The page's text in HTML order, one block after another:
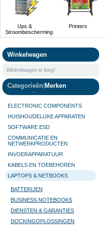
Ups &
Stroombescherming
Printers
Winkelwagen
Winkelwagen is leeg!
Categorieën Merken
ELECTRONIC COMPONENTS
HUISHOUDELIJKE APPARATEN
SOFTWARE ESD
COMMUNICATIE EN
NETWERKPRODUCTEN
INVOERAPPARATUUR
KABELS EN TOEBEHOREN
LAPTOPS & NETBOOKS
BATTERIJEN
BUSINESS NOTEBOOKS
DIENSTEN & GARANTIES
DOCKINGOPLOSSINGEN